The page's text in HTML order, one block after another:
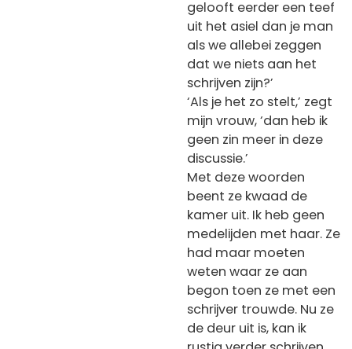
gelooft eerder een teef
uit het asiel dan je man
als we allebei zeggen
dat we niets aan het
schrijven zijn?’
‘Als je het zo stelt,’ zegt
mijn vrouw, ‘dan heb ik
geen zin meer in deze
discussie.’
Met deze woorden
beent ze kwaad de
kamer uit. Ik heb geen
medelijden met haar. Ze
had maar moeten
weten waar ze aan
begon toen ze met een
schrijver trouwde. Nu ze
de deur uit is, kan ik